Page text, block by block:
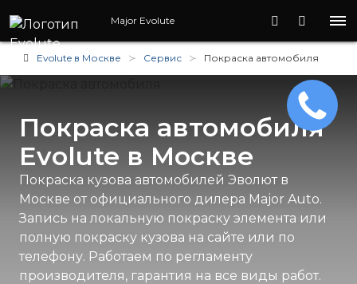
Major Evolute
Evolute в Москве Сервис Покраска автомобиля
Покраска автомобиля
Evolute в Москве
Покраска кузова автомобилей Эволют в
Москве от официального дилера Major Auto.
Запись на локальную покраску элемента или
полную покраску кузова на сайте или по
телефону. Работаем по регламенту
производителя, гарантия на все виды работ.